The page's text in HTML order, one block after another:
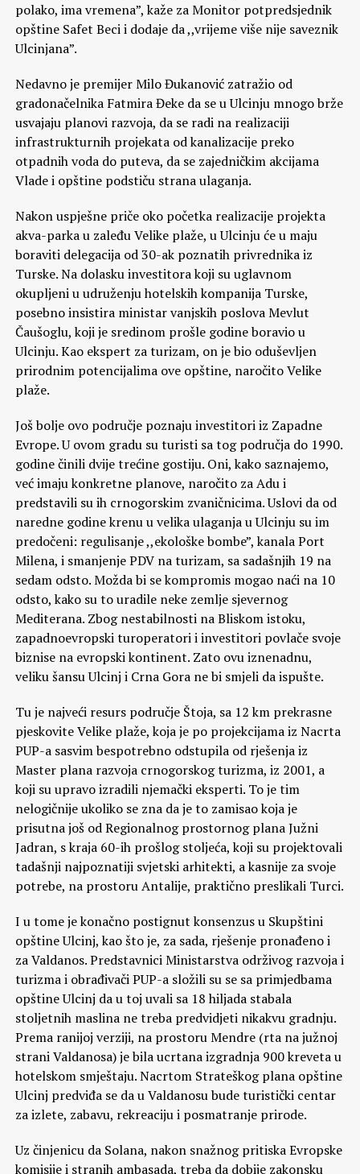
polako, ima vremena”, kaže za Monitor potpredsjednik
opštine Safet Beci i dodaje da ,,vrijeme više nije saveznik
Ulcinjana”.
Nedavno je premijer Milo Đukanović zatražio od
gradonačelnika Fatmira Đeke da se u Ulcinju mnogo brže
usvajaju planovi razvoja, da se radi na realizaciji
infrastrukturnih projekata od kanalizacije preko
otpadnih voda do puteva, da se zajedničkim akcijama
Vlade i opštine podstiču strana ulaganja.
Nakon uspješne priče oko početka realizacije projekta
akva-parka u zaleđu Velike plaže, u Ulcinju će u maju
boraviti delegacija od 30-ak poznatih privrednika iz
Turske. Na dolasku investitora koji su uglavnom
okupljeni u udruženju hotelskih kompanija Turske,
posebno insistira ministar vanjskih poslova Mevlut
Čaušoglu, koji je sredinom prošle godine boravio u
Ulcinju. Kao ekspert za turizam, on je bio oduševljen
prirodnim potencijalima ove opštine, naročito Velike
plaže.
Još bolje ovo područje poznaju investitori iz Zapadne
Evrope. U ovom gradu su turisti sa tog područja do 1990.
godine činili dvije trećine gostiju. Oni, kako saznajemo,
već imaju konkretne planove, naročito za Adu i
predstavili su ih crnogorskim zvaničnicima. Uslovi da od
naredne godine krenu u velika ulaganja u Ulcinju su im
predočeni: regulisanje ,,ekološke bombe”, kanala Port
Milena, i smanjenje PDV na turizam, sa sadašnjih 19 na
sedam odsto. Možda bi se kompromis mogao naći na 10
odsto, kako su to uradile neke zemlje sjevernog
Mediterana. Zbog nestabilnosti na Bliskom istoku,
zapadnoevropski turoperatori i investitori povlače svoje
biznise na evropski kontinent. Zato ovu iznenadnu,
veliku šansu Ulcinj i Crna Gora ne bi smjeli da ispušte.
Tu je najveći resurs područje Štoja, sa 12 km prekrasne
pjeskovite Velike plaže, koja je po projekcijama iz Nacrta
PUP-a sasvim bespotrebno odstupila od rješenja iz
Master plana razvoja crnogorskog turizma, iz 2001, a
koji su upravo izradili njemački eksperti. To je tim
nelogičnije ukoliko se zna da je to zamisao koja je
prisutna još od Regionalnog prostornog plana Južni
Jadran, s kraja 60-ih prošlog stoljeća, koji su projektovali
tadašnji najpoznatiji svjetski arhitekti, a kasnije za svoje
potrebe, na prostoru Antalije, praktično preslikali Turci.
I u tome je konačno postignut konsenzus u Skupštini
opštine Ulcinj, kao što je, za sada, rješenje pronađeno i
za Valdanos. Predstavnici Ministarstva održivog razvoja i
turizma i obrađivači PUP-a složili su se sa primjedbama
opštine Ulcinj da u toj uvali sa 18 hiljada stabala
stoljetnih maslina ne treba predvidjeti nikakvu gradnju.
Prema ranijoj verziji, na prostoru Mendre (rta na južnoj
strani Valdanosa) je bila ucrtana izgradnja 900 kreveta u
hotelskom smještaju. Nacrtom Strateškog plana opštine
Ulcinj predviđa se da u Valdanosu bude turistički centar
za izlete, zabavu, rekreaciju i posmatranje prirode.
Uz činjenicu da Solana, nakon snažnog pritiska Evropske
komisije i stranih ambasada, treba da dobije zakonsku